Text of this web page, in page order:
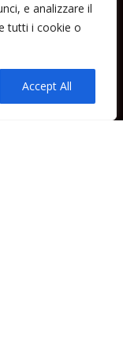
e analizzare il
tutti i cookie o
Accept All